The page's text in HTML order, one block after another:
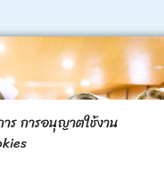
ร การอนุญาตใช้งาน